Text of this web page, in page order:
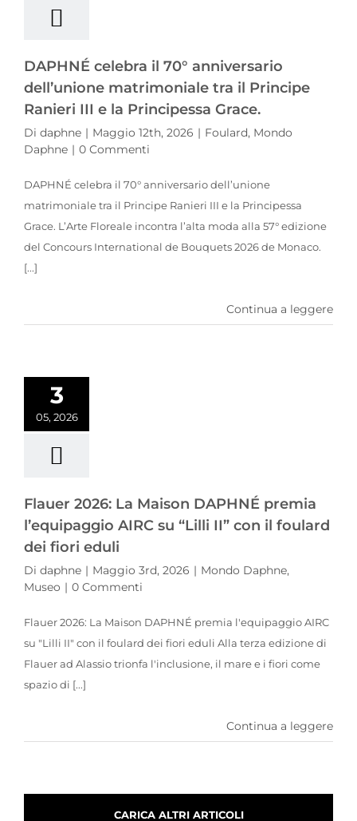
DAPHNÉ celebra il 70° anniversario
dell’unione matrimoniale tra il Principe
Ranieri III e la Principessa Grace.
Di daphne | Maggio 12th, 2026 | Foulard, Mondo
Daphne | 0 Commenti
DAPHNÉ celebra il 70° anniversario dell’unione
matrimoniale tra il Principe Ranieri III e la Principessa
Grace. L’Arte Floreale incontra l’alta moda alla 57° edizione
del Concours International de Bouquets 2026 de Monaco.
[...]
Continua a leggere
3
05, 2026
Flauer 2026: La Maison DAPHNÉ premia
l’equipaggio AIRC su “Lilli II” con il foulard
dei fiori eduli
Di daphne | Maggio 3rd, 2026 | Mondo Daphne,
Museo | 0 Commenti
Flauer 2026: La Maison DAPHNÉ premia l'equipaggio AIRC
su "Lilli II" con il foulard dei fiori eduli Alla terza edizione di
Flauer ad Alassio trionfa l'inclusione, il mare e i fiori come
spazio di [...]
Continua a leggere
CARICA ALTRI ARTICOLI